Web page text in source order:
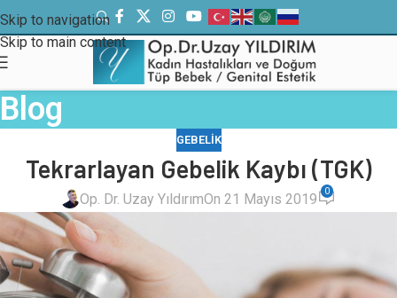
Skip to navigation
Skip to main content
Blog
GEBELIK
Tekrarlayan Gebelik Kaybı (TGK)
Op. Dr. Uzay YıldırımOn 21 Mayıs 2019 0